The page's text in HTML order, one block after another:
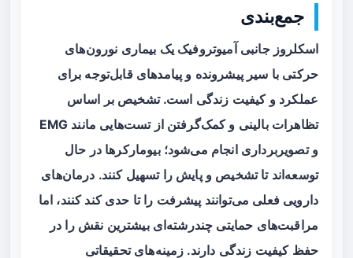
جمع‌بندی
اسکلروز جانبی آمیوتروفیک یک بیماری نورون‌های
حرکتی با سیر پیشرونده و پیامدهای قابل‌توجه برای
عملکرد و کیفیت زندگی است. تشخیص بر اساس
تظاهرات بالینی و کمک‌گرفتن از تست‌هایی مانند EMG
و تصویربرداری انجام می‌شود؛ بیومارکرها در حال
توسعه‌اند تا تشخیص و پایش را تسهیل کنند. درمان‌های
دارویی فعلی می‌توانند پیشرفت را تا حدی کند کنند، اما
مراقبت‌های حمایتی چندرشته‌ای بیشترین نقش را در
حفظ کیفیت زندگی دارند. زمینه‌های تحقیقاتی